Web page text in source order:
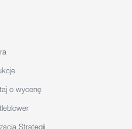
o wycenę
Strategii